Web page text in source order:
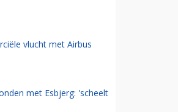
vlucht met Airbus
met Esbjerg: 'scheelt